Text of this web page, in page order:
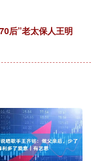
后”老太保人王明